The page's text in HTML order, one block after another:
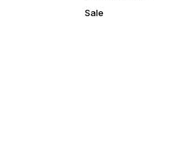
Sale